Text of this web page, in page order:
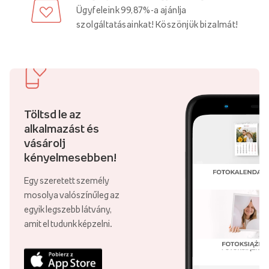
nyomtatjuk.kiváló minőségű pamutvászon
2 cm vagy 4 cm vastag, rendkívüli háromdimenziós hatást
A képre helyezheted
több képből álló kompozíció
harmonizálnak egymással, és együttesen egy adott üzenetet
közvetítenek.emlékek galériája
a híres festő reprodukcióinak
sorozataaabsztrakt kompozíció
ami gazdagítja a belső teret
és kiemeli annak egyedi jellegét.
Kép a fotóról - emlékek galériája otthonodban
Fényképeknemcsak a falak díszítésének módja, hanem
vonzó formája is
A szeretteink
fényképeinek nézegetése a mindennapi tevékenységek
elvégzése közben számos pozitív előnnyel jár, például
Ügyfeleink 99,87%-a ajánlja
szolgáltatásainkat! Köszönjük bizalmát!
Töltsd le az
alkalmazást és
vásárolj
kényelmesebben!
Egy szeretett személy
mosolya valószínűleg az
egyik legszebb látvány,
amit el tudunk képzelni.